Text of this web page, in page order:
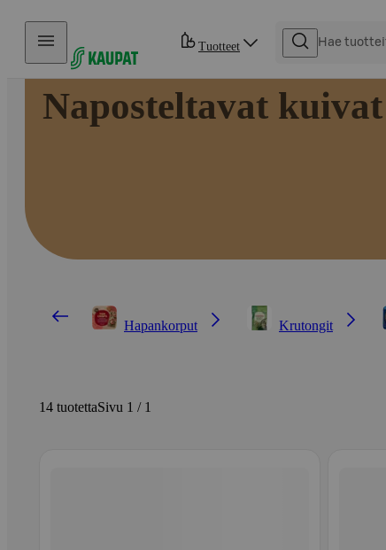
Hyppää sisältöön
Tuotteet
Naposteltavat
Hapankorput Krutongit
14 tuotettaSivu 1 / 1